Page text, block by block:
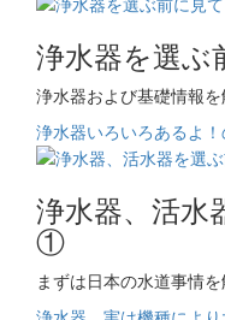
浄水器を選
浄水器および基礎情報を
浄水器いろいろあるよ
浄水器、活水
①
まずは日本の水道事情を